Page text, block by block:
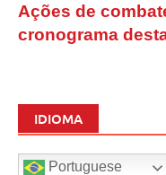
Ações de
cronograma
IDIOMA
Portuguese